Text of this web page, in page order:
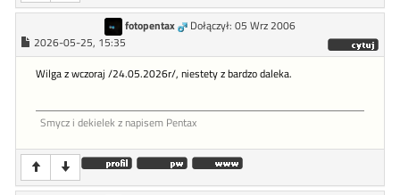
fotopentax
Dołączył: 05 Wrz 2006
2026-05-25, 15:35
Wilga z wczoraj /24.05.2026r/, niestety z bardzo daleka.
Smycz i dekielek z napisem Pentax